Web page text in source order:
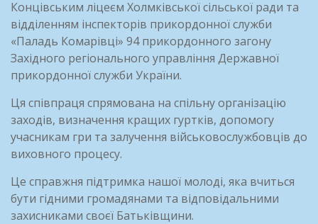
Концівським ліцеєм Холмківської сільської ради та
відділенням інспекторів прикордонної служби
«Паладь Комарівці» 94 прикордонного загону
Західного регіонального управління Державної
прикордонної служби України.
Ця співпраця спрямована на спільну організацію
заходів, визначення кращих гуртків, допомогу
учасникам гри та залучення військовослужбовців до
виховного процесу.
Це справжня підтримка нашої молоді, яка вчиться
бути гідними громадянами та відповідальними
захисниками своєї Батьківщини.